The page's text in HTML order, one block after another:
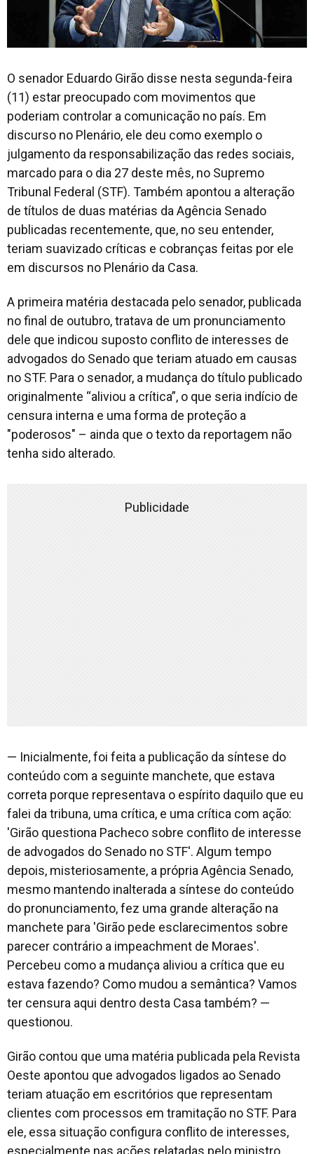
O senador Eduardo Girão disse nesta segunda-feira
(11) estar preocupado com movimentos que
poderiam controlar a comunicação no país. Em
discurso no Plenário, ele deu como exemplo o
julgamento da responsabilização das redes sociais,
marcado para o dia 27 deste mês, no Supremo
Tribunal Federal (STF). Também apontou a alteração
de títulos de duas matérias da Agência Senado
publicadas recentemente, que, no seu entender,
teriam suavizado críticas e cobranças feitas por ele
em discursos no Plenário da Casa.
A primeira matéria destacada pelo senador, publicada
no final de outubro, tratava de um pronunciamento
dele que indicou suposto conflito de interesses de
advogados do Senado que teriam atuado em causas
no STF. Para o senador, a mudança do título publicado
originalmente “aliviou a crítica”, o que seria indício de
censura interna e uma forma de proteção a
"poderosos" – ainda que o texto da reportagem não
tenha sido alterado.
Publicidade
— Inicialmente, foi feita a publicação da síntese do
conteúdo com a seguinte manchete, que estava
correta porque representava o espírito daquilo que eu
falei da tribuna, uma crítica, e uma crítica com ação:
'Girão questiona Pacheco sobre conflito de interesse
de advogados do Senado no STF'. Algum tempo
depois, misteriosamente, a própria Agência Senado,
mesmo mantendo inalterada a síntese do conteúdo
do pronunciamento, fez uma grande alteração na
manchete para 'Girão pede esclarecimentos sobre
parecer contrário a impeachment de Moraes'.
Percebeu como a mudança aliviou a crítica que eu
estava fazendo? Como mudou a semântica? Vamos
ter censura aqui dentro desta Casa também? —
questionou.
Girão contou que uma matéria publicada pela Revista
Oeste apontou que advogados ligados ao Senado
teriam atuação em escritórios que representam
clientes com processos em tramitação no STF. Para
ele, essa situação configura conflito de interesses,
especialmente nas ações relatadas pelo ministro